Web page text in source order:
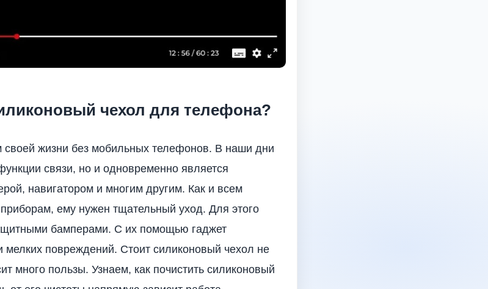
чехол для телефона?
жизни без мобильных телефонов. В наши дни
связи, но и одновременно является
навигатором и многим другим. Как и всем
ему нужен тщательный уход. Для этого
бамперами. С их помощью гаджет
мелких повреждений. Стоит силиконовый чехол не
много пользы. Узнаем, как почистить силиконовый